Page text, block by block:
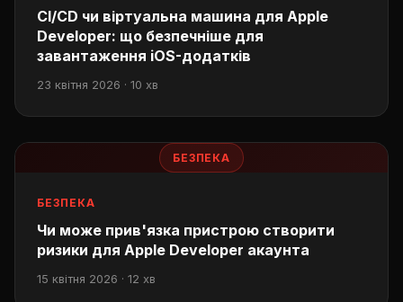
CI/CD чи віртуальна машина для Apple
Developer: що безпечніше для
завантаження iOS-додатків
23 квітня 2026 · 10 хв
БЕЗПЕКА
БЕЗПЕКА
Чи може прив'язка пристрою створити
ризики для Apple Developer акаунта
15 квітня 2026 · 12 хв